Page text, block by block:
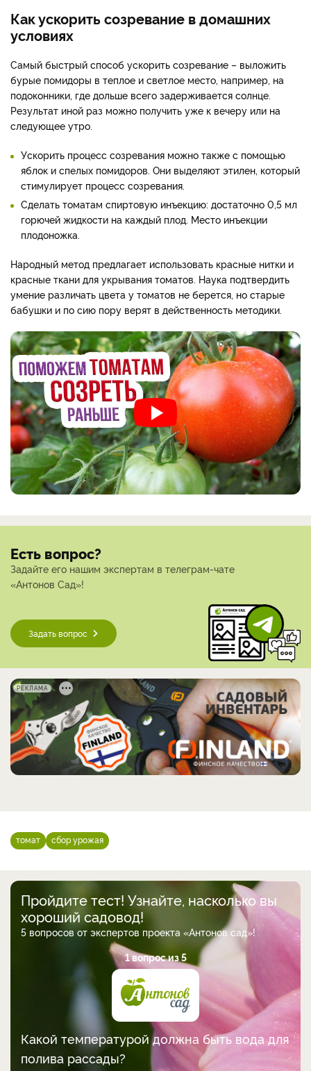
Как ускорить созревание в домашних
условиях
Самый быстрый способ ускорить созревание – выложить
бурые помидоры в теплое и светлое место, например, на
подоконники, где дольше всего задерживается солнце.
Результат иной раз можно получить уже к вечеру или на
следующее утро.
Ускорить процесс созревания можно также с помощью
яблок и спелых помидоров. Они выделяют этилен, который
стимулирует процесс созревания.
Сделать томатам спиртовую инъекцию: достаточно 0,5 мл
горючей жидкости на каждый плод. Место инъекции
плодоножка.
Народный метод предлагает использовать красные нитки и
красные ткани для укрывания томатов. Наука подтвердить
умение различать цвета у томатов не берется, но старые
бабушки и по сию пору верят в действенность методики.
Есть вопрос?
Задайте его нашим экспертам в телеграм-чате
«Антонов Сад»!
Задать вопрос
РЕКЛАМА
томат сбор урожая
Пройдите тест! Узнайте, насколько вы
хороший садовод!
5 вопросов от экспертов проекта «Антонов сад»!
1 вопрос из 5
Какой температурой должна быть вода для
полива рассады?